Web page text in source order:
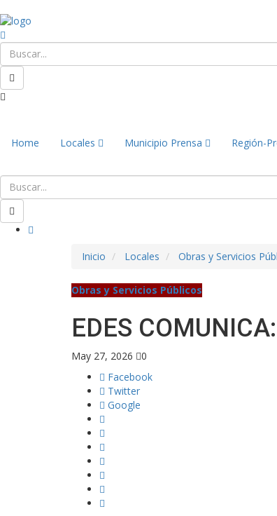
Home Locales Municipio Prensa Región-
Inicio Locales Obras y Servicios
Obras y Servicios Públicos
EDES
May 27, 2026
0
Facebook
Twitter
Google